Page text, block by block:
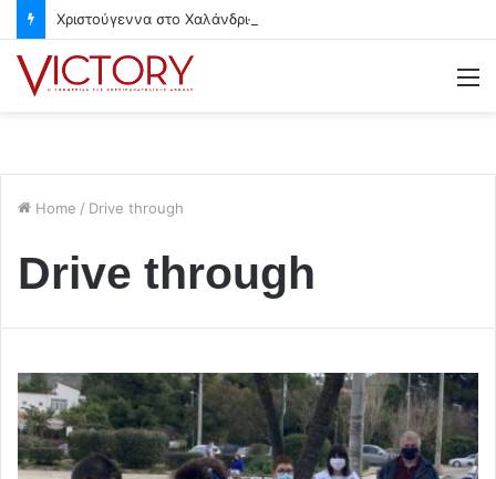
Home / Drive through
Drive through